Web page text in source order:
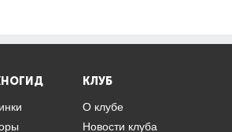
КЛУБ
О клубе
Новости клуба